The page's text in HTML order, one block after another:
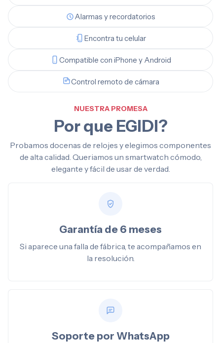
Alarmas y recordatorios
Encontra tu celular
Compatible con iPhone y Android
Control remoto de cámara
NUESTRA PROMESA
Por que EGIDI?
Probamos docenas de relojes y elegimos componentes
de alta calidad. Queriamos un smartwatch cómodo,
elegante y fácil de usar de verdad.
Garantía de 6 meses
Si aparece una falla de fábrica, te acompañamos en
la resolución.
Soporte por WhatsApp